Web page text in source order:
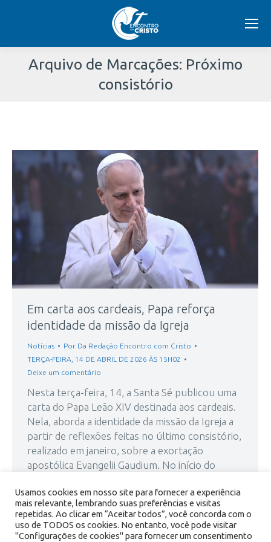
Arquivo de Marcações: Próximo
consistório
aqui:
Em carta aos cardeais, Papa reforça
identidade da missão da Igreja
Notícias Por Da Redação Encontro com Cristo
TERÇA-FEIRA, 14 DE ABRIL DE 2026 ÀS 15H02
Deixe um comentário
Nesta terça-feira, 14, a Santa Sé publicou uma
carta do Papa Leão XIV destinada aos cardeais.
Nela, aborda a identidade da missão da Igreja a
partir de reflexões feitas no último consistório,
realizado em janeiro, sobre a exortação
apostólica Evangelii Gaudium. No início do
cordiais e cordiais e fraternos, para que…
Usamos cookies em nosso site para fornecer a experiência
mais relevante, lembrando suas preferências e visitas
repetidas. Ao clicar em “Aceitar todos”, você concorda com o
uso de TODOS os cookies. No entanto, você pode visitar
"Configurações de cookies" para fornecer um consentimento